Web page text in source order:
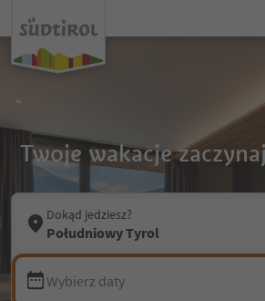
Twoje wakacje
Dokąd jedziesz?
Południowy Tyrol
Wybierz daty